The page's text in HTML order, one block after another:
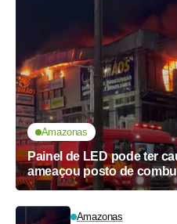
Amazonas
Painel de LED pode ter
ameaçou posto de
Amazonas